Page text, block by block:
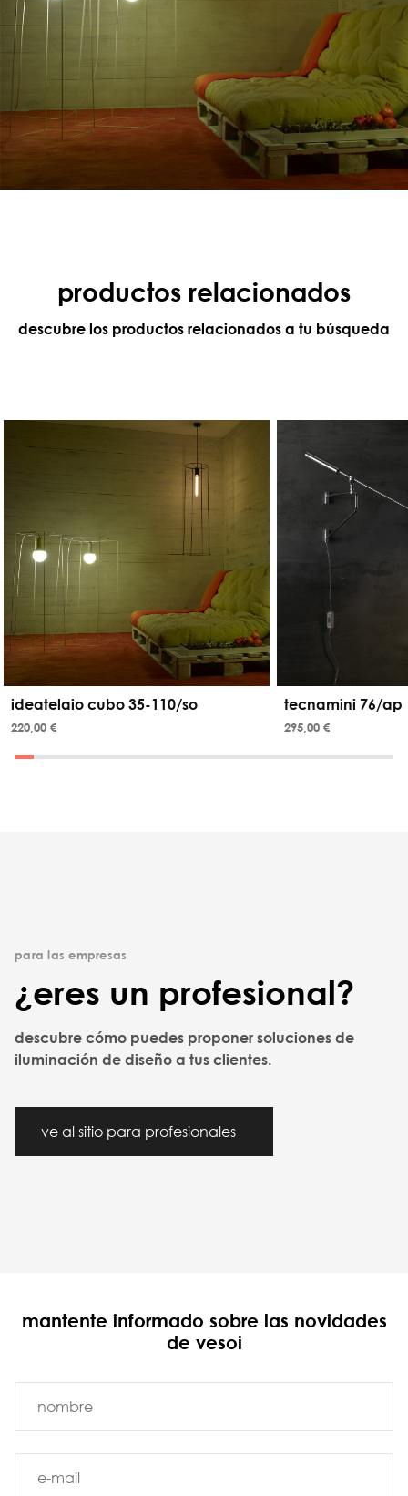
productos relacionados
descubre los productos relacionados a tu búsqueda
ideatelaio cubo 35-110/so
220,00 €
tecnamini 76/ap
295,00 €
para las empresas
¿eres un profesional?
descubre cómo puedes proponer soluciones de
iluminación de diseño a tus clientes.
ve al sitio para profesionales
mantente informado sobre las novidades
de vesoi